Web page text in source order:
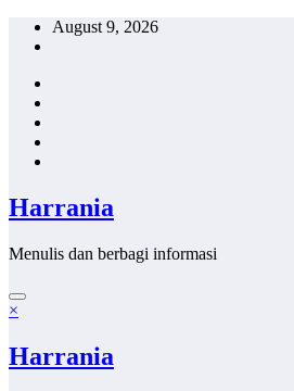
Skip
August 9, 2026
Harrania
Menulis dan berbagi informasi
×
Harrania